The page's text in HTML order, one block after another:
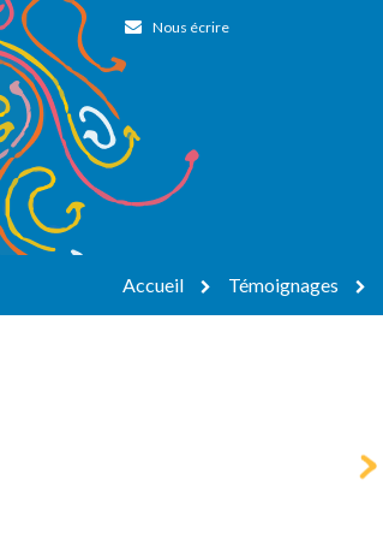
Gestion des traceurs
Nous écrire
Accueil Témoignages